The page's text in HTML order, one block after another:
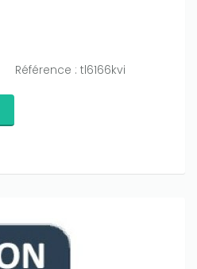
Référence : tl6166kvi